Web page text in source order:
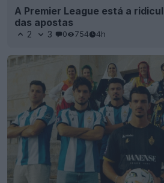
A Premier League está a
das apostas
2 3 0 754 4h